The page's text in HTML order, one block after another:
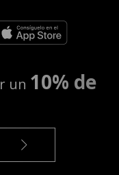
un 10% de